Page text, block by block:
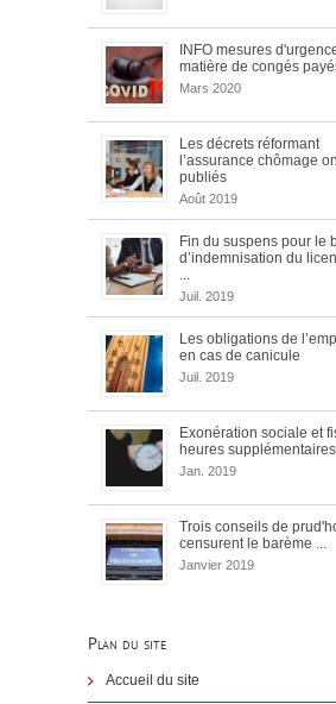
INFO mesures
matière de congés
Mars 2020
Les décrets réformant
l’assurance chômage
publiés
Août 2019
Fin du suspens pour le
d’indemnisation du
...
Juil. 2019
Les obligations de
en cas de canicule
Juil. 2019
Exonération sociale et
heures supplémentaires
Jan. 2019
Trois conseils de
censurent le barème ...
Janvier 2019
Plan du site
Accueil du site